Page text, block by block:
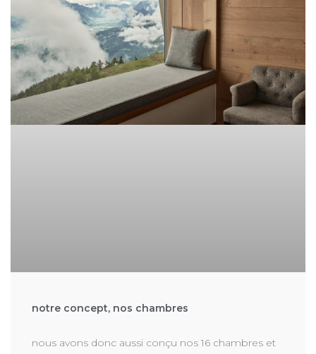
notre concept, nos chambres
nous avons donc aussi conçu nos 16 chambres et